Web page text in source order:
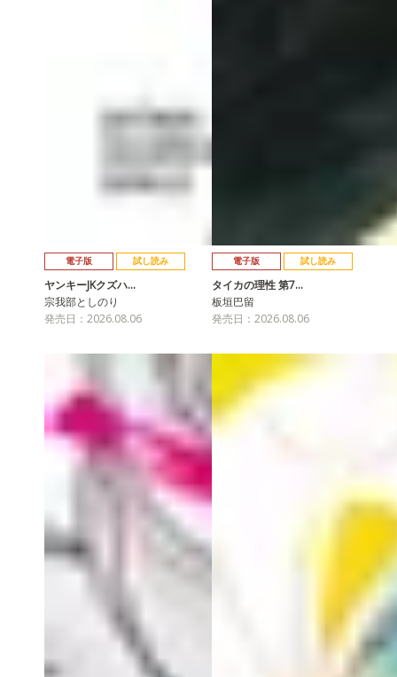
電子版 試し読み
ヤンキーJKクズハ…
宗我部としのり
発売日：2026.08.06
電子版 試し読み
タイカの理性 第7…
板垣巴留
発売日：2026.08.06